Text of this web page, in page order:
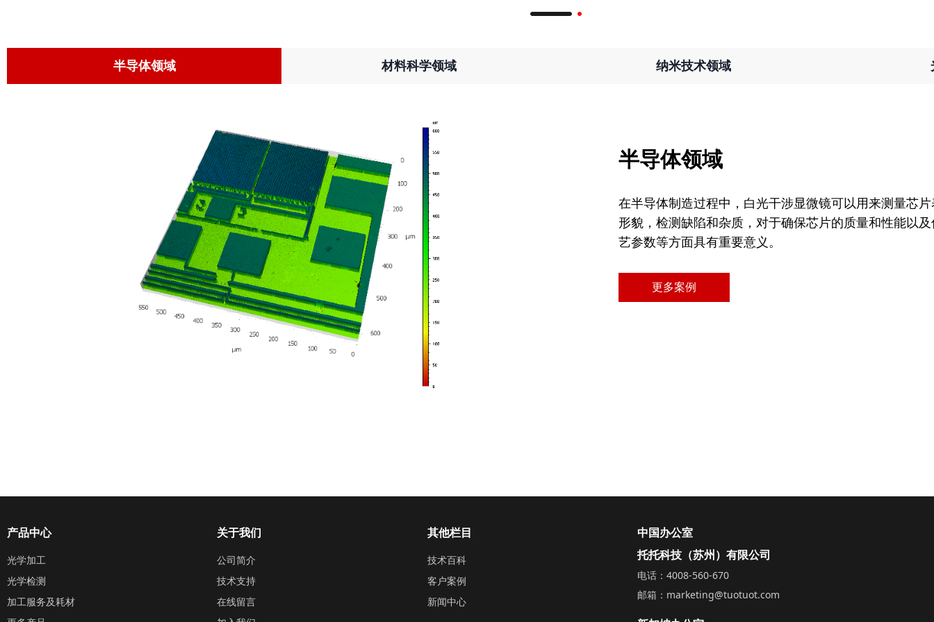
半导体领域 材料科学领域 纳米技术领域
半导体领域
在半导体制造过程中，白光干涉显微镜可以用来测量芯
形貌，检测缺陷和杂质，对于确保芯片的质量和性能以
艺参数等方面具有重要意义。
更多案例
中国办公室
托托科技（苏州）有限公司
电话：4008-560-670
邮箱：marketing@tuotuot.com
产品中心
光学加工
光学检测
加工服务及耗材
关于我们
公司简介
技术支持
在线留言
其他栏目
技术百科
客户案例
新闻中心